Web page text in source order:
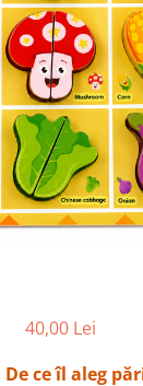
Copii
40,00 Lei
De ce îl aleg